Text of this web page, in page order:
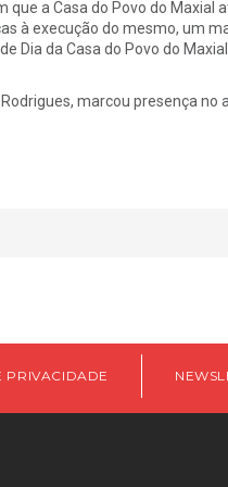
a Casa do Povo do
à execução do mesmo, um
Dia da Casa do Povo do
marcou presença
PRIVACIDADE